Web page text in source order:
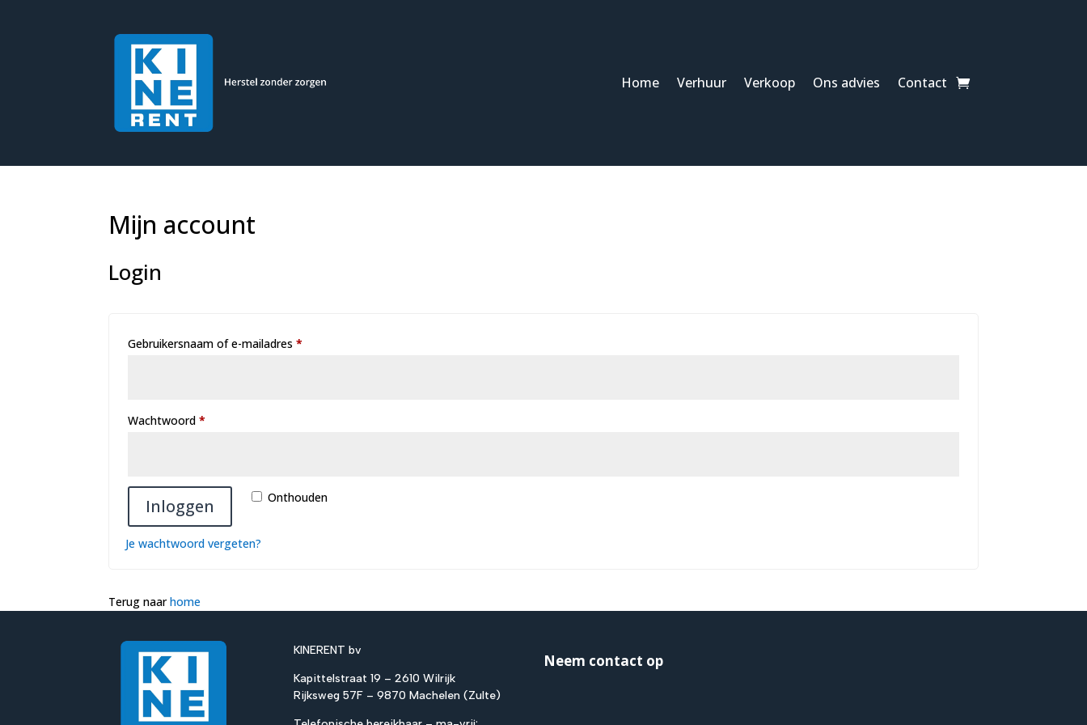
Home Verhuur Verkoop Ons advies Contact
Mijn account
Login
Gebruikersnaam of e-mailadres*
Wachtwoord*
Onthouden
Inloggen
Je wachtwoord vergeten?
Terug naarhome
KINERENT bv
Kapittelstraat 19 – 2610 Wilrijk
Rijksweg 57F – 9870 Machelen (Zulte)
Neem contact op